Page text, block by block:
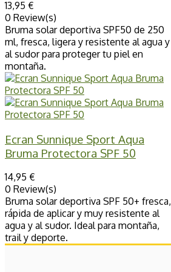
13,95 €
0 Review(s)
Bruma solar deportiva SPF50 de 250
ml, fresca, ligera y resistente al agua y
al sudor para proteger tu piel en
montaña.
Ecran Sunnique Sport Aqua
Bruma Protectora SPF 50
14,95 €
0 Review(s)
Bruma solar deportiva SPF 50+ fresca,
rápida de aplicar y muy resistente al
agua y al sudor. Ideal para montaña,
trail y deporte.